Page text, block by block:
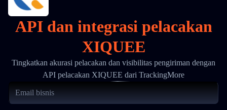
API dan integrasi pelacakan
XIQUEE
Tingkatkan akurasi pelacakan dan visibilitas pengiriman dengan
API pelacakan XIQUEE dari TrackingMore